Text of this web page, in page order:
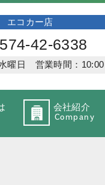
エコカー店
42-6338
曜日 営業時間：
会社紹介
Company